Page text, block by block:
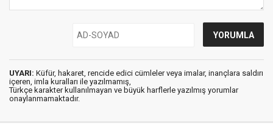
UYARI: Küfür, hakaret, rencide edici cümleler veya imalar, inançlara saldırı
içeren, imla kuralları ile yazılmamış,
Türkçe karakter kullanılmayan ve büyük harflerle yazılmış yorumlar
onaylanmamaktadır.